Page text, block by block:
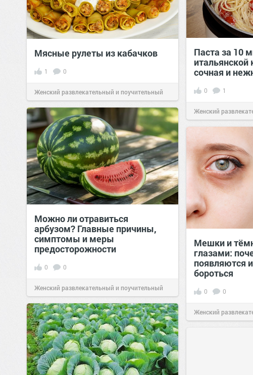
Паста за 10
итальянской
сочная и
0 1
Женский
сайт.23:4006 авг
Мясные рулеты из кабачков
1 0
Женский развлекательный и поучительный
сайт.23:4106 авг 2026
Можно ли отравиться
арбузом? Главные причины,
симптомы и меры
предосторожности
0 0
Женский развлекательный и поучительный
сайт.23:4206 авг 2026
Мешки и
глазами:
появляются
бороться
0 0
Женский